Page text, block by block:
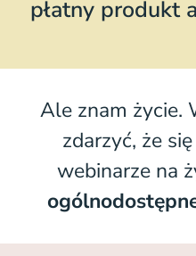
płatny produkt
Ale znam życie.
zdarzyć, że
webinarze na